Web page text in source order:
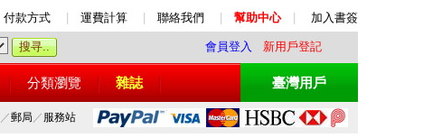
付款方式 運費計算 聯絡我們 幫助中心 加入書簽
會員登入 新用戶登記
分類瀏覽 雜誌 臺灣用戶
／郵局 ／ 服務站